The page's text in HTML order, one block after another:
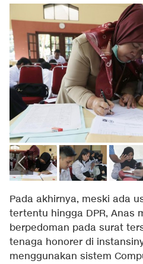
Pada akhirnya, meski ada
tertentu hingga DPR, Anas
berpedoman pada surat
tenaga honorer di
menggunakan sistem